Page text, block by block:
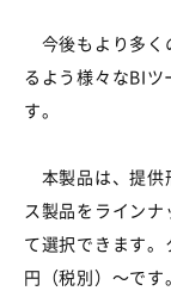
今後もより多く
るよう様々なBIツ
す。
本製品は、提供
ス製品をライン
て選択できます
円（税別）～で